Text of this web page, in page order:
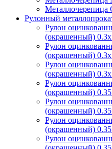
Металлочерепица
Рулонный
Рулон
(окрашенный)
Рулон
(окрашенный)
Рулон
(окрашенный)
Рулон
(окрашенный)
Рулон
(окрашенный)
Рулон
(окрашенный)
Рулон